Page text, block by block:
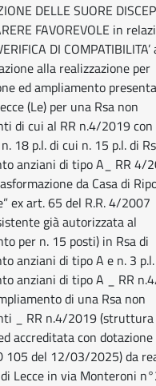
DELLE SUORE
FAVOREVOLE in
DI
alla realizzazione per
ed ampliamento
(Le) per una Rsa non
di cui al RR n.4/2019
18 p.l. di cui n. 15 p.l. di
anziani di tipo A_ RR 4/
da Casa di
ex art. 65 del R.R. 4/2007
già autorizzata al
per n. 15 posti) in Rsa di
anziani di tipo A e n. 3
anziani di tipo A _ RR
di una Rsa non
_ RR n.4/2019 (struttura
accreditata con dotazione
105 del 12/03/2025) da
Lecce in via Monteroni